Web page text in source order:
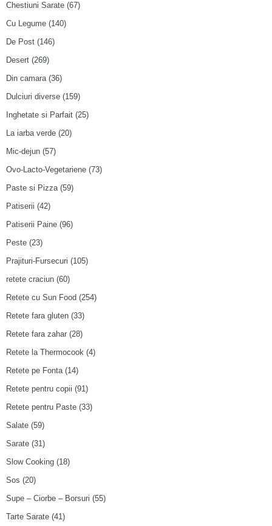
Chestiuni Sarate (67)
Cu Legume (140)
De Post (146)
Desert (269)
Din camara(36)
Dulciuri diverse (159)
Inghetate si Parfait (25)
La iarba verde (20)
Mic-dejun (57)
Ovo-Lacto-Vegetariene (73)
Paste si Pizza(59)
Patiserii (42)
Patiserii Paine (96)
Peste (23)
Prajituri-Fursecuri (105)
retete craciun (60)
Retete cu Sun Food (254)
Retete fara gluten (33)
Retete fara zahar (28)
Retete la Thermocook (4)
Retete pe Fonta(14)
Retete pentru copii (91)
Retete pentru Paste (33)
Salate (59)
Sarate (31)
Slow Cooking (18)
Sos (20)
Supe – Ciorbe – Borsuri (55)
Tarte Sarate (41)